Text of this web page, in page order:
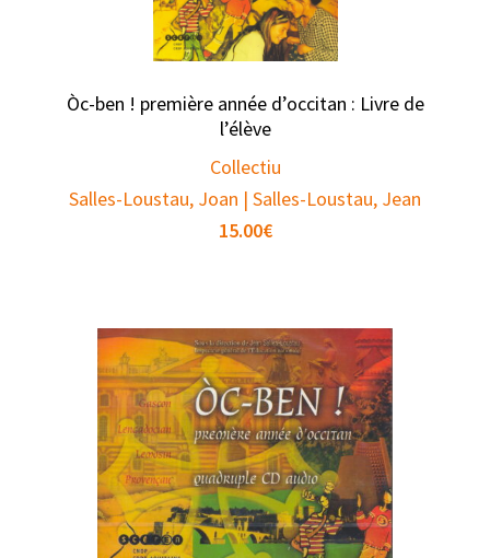
Òc-ben ! première année d’occitan : Livre de
l’élève
Collectiu
Salles-Loustau, Joan | Salles-Loustau, Jean
15.00€